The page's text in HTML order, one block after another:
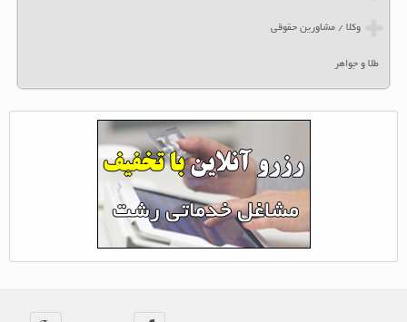
وکلا / مشاورین حقوقی
طلا و جواهر